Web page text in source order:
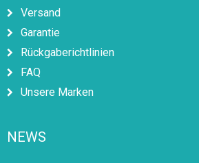
Versand
Garantie
Rückgaberichtlinien
FAQ
Unsere Marken
NEWS